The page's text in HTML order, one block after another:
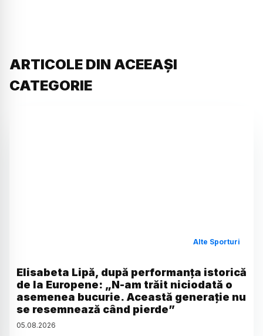
ARTICOLE DIN ACEEAȘI
CATEGORIE
Alte Sporturi
Elisabeta Lipă, după performanța istorică
de la Europene: „N-am trăit niciodată o
asemenea bucurie. Această generație nu
se resemnează când pierde”
05.08.2026